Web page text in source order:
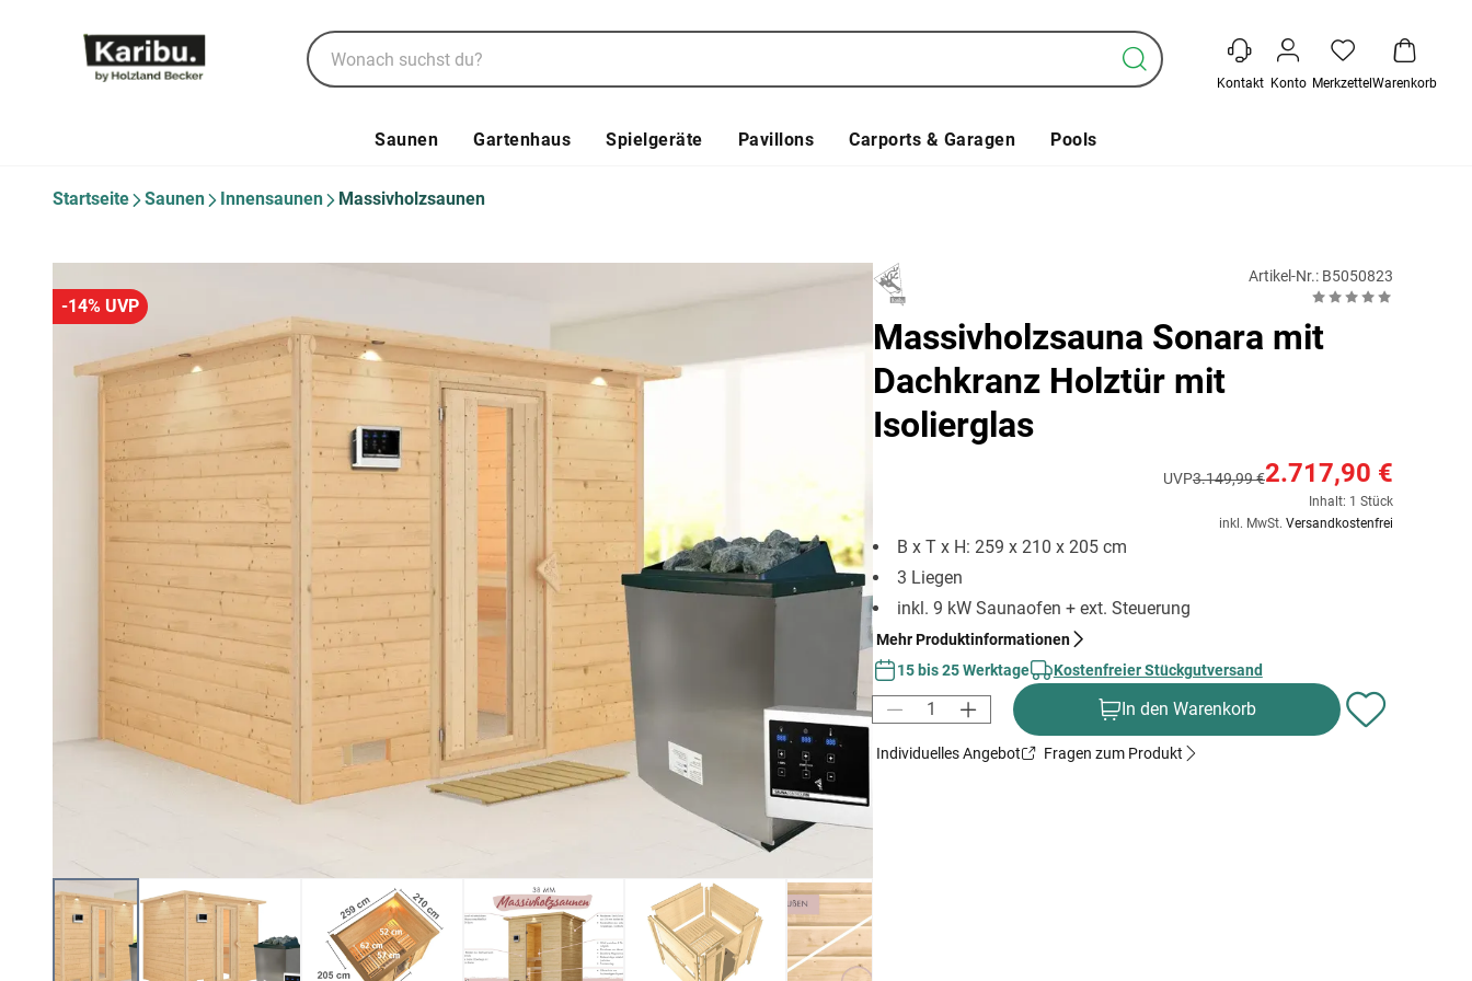
Kontakt Konto Merkzettel Warenkorb
Saunen Gartenhaus Spielgeräte Pavillons Carports & Garagen Pools
Startseite Saunen Innensaunen Massivholzsaunen
-14% UVP
Artikel-Nr.: B5050823
Massivholzsauna Sonara mit
Dachkranz Holztür mit
Isolierglas
UVP3.149,99 €2.717,90 €
Inhalt: 1 Stück
inkl. MwSt. Versandkostenfrei
B x T x H: 259 x 210 x 205 cm
3 Liegen
inkl. 9 kW Saunaofen + ext. Steuerung
Mehr Produktinformationen
15 bis 25 Werktage
Kostenfreier Stückgutversand
In den Warenkorb
Individuelles Angebot Fragen zum Produkt